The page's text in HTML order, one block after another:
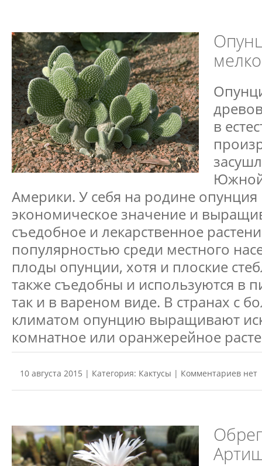
в
Америки. У себя на родине
экономическое значение и
съедобное и лекарственное
популярностью среди местного
плоды опунции, хотя и плоские
также съедобны и используются в
так и в вареном виде. В странах с
климатом опунцию выращивают
комнатное или оранжерейное
10 августа 2015 | Категория: Кактусы | Комментариев нет